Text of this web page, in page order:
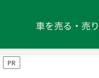
車を売る・売
PR